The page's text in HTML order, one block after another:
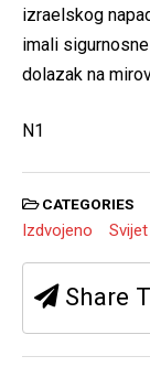
izraelskog
imali
dolazak na
N1
CATEGORIES
Izdvojeno Svijet
Share